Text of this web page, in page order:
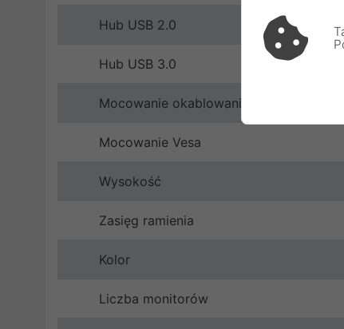
Hub USB 2.0
Hub USB 3.0
Mocowanie okablowania
Mocowanie Vesa
Wysokość
Zasięg ramienia
Kolor
Liczba monitorów